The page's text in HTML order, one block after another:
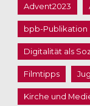
Advent2023
bpb-Publikation
Digitalität als
Filmtipps
Kirche und